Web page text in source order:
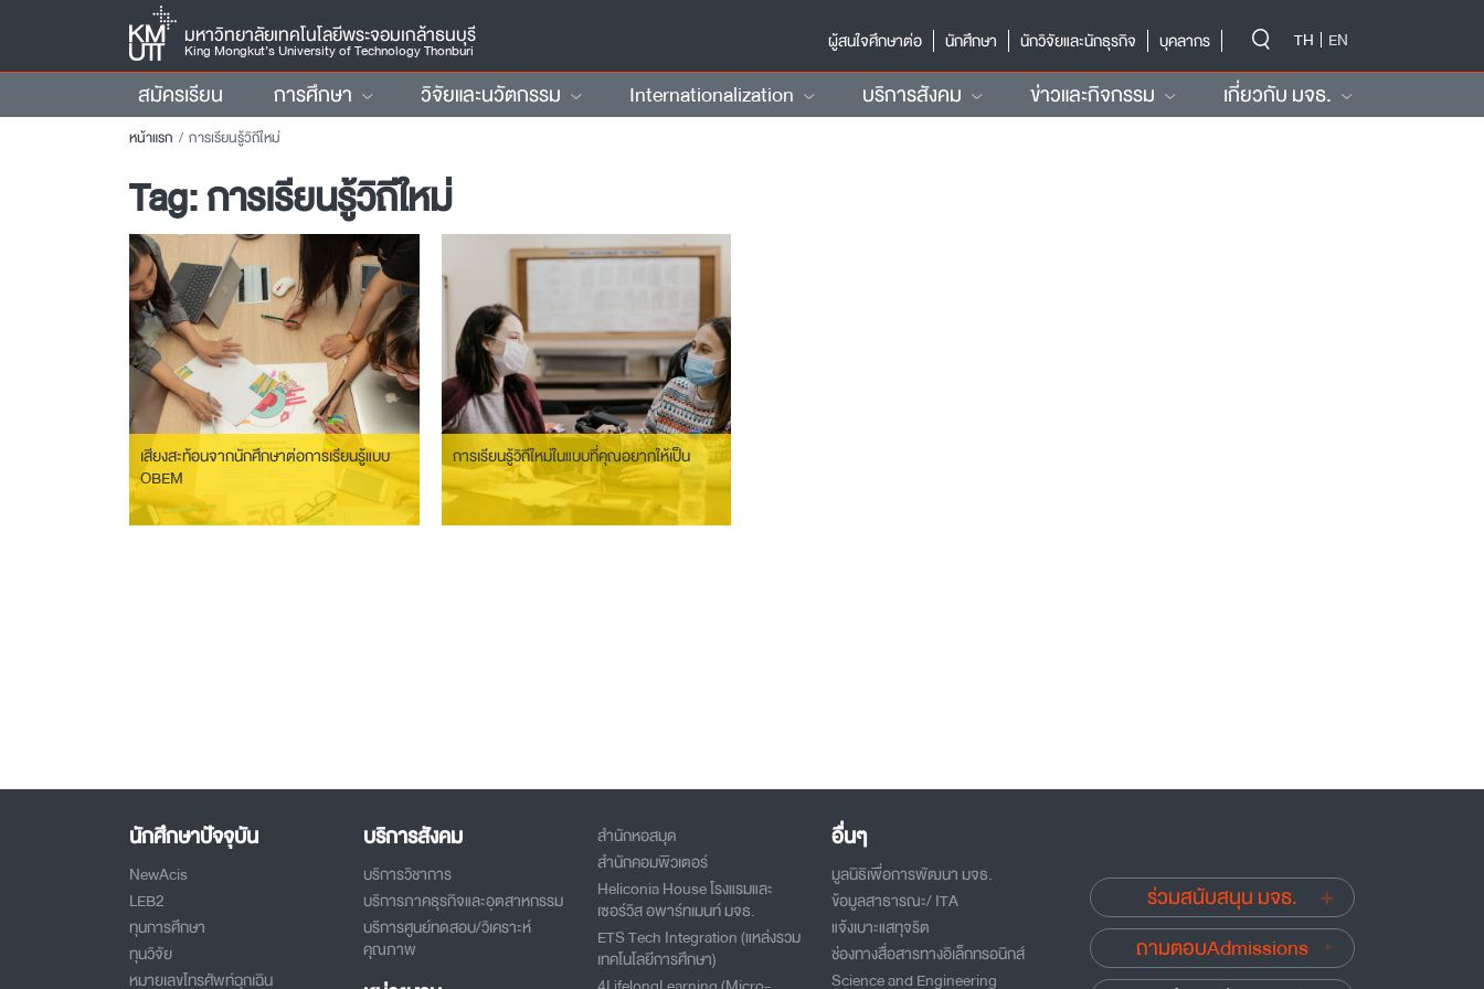
มหาวิทยาลัยเทคโนโลยีพระจอมเกล้าธนบุรี
King Mongkut’s University of Technology Thonburi
ผู้สนใจศึกษาต่อ
นักศึกษา นักวิจัยและนักธุรกิจ บุคลากร TH EN
สมัครเรียน การศึกษา วิจัยและนวัตกรรม Internationalization บริการสังคม ข่าวและกิจกรรม เกี่ยวกับ มจธ.
หน้าแรก การเรียนรู้วิถีใหม่
Tag:การเรียนรู้วิถีใหม่
เสียงสะท้อนจากนักศึกษาต่อการเรียนรู้แบบ
OBEM
การเรียนรู้วิถีใหม่ในแบบที่คุณอยากให้เป็น
นักศึกษาปัจจุบัน
NewAcis
LEB2
ทุนการศึกษา
ทุนวิจัย
หมายเลขโทรศัพท์ฉุกเฉิน
บริการสังคม
บริการวิชาการ
บริการภาคธุรกิจและอุตสาหกรรม
บริการศูนย์ทดสอบ/วิเคราะห์
คุณภาพ
สำนักหอสมุด
สำนักคอมพิวเตอร์
Heliconia House โรงแรมและ
เซอร์วิส อพาร์ทเมนท์ มจธ.
ETS Tech Integration (แหล่งรวม
เทคโนโลยีการศึกษา)
อื่นๆ
มูลนิธิเพื่อการพัฒนา มจธ.
ข้อมูลสาธารณะ/ ITA
แจ้งเบาะแสทุจริต
ช่องทางสื่อสารทางอิเล็กทรอนิกส์
Science and Engineering
ร่วมสนับสนุน มจธ.
ถามตอบAdmissions